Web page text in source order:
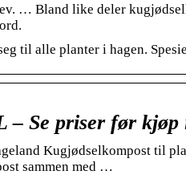
… Bland like deler
til alle planter i hagen.
– Se priser før
Kugjødselkompost til
sammen med …